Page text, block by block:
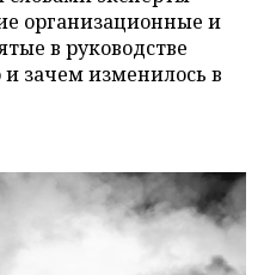
организационные и
в руководстве
зачем изменилось в